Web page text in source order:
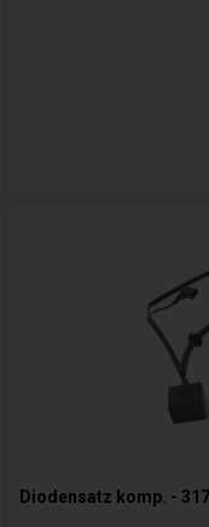
Diodensatz komp. -